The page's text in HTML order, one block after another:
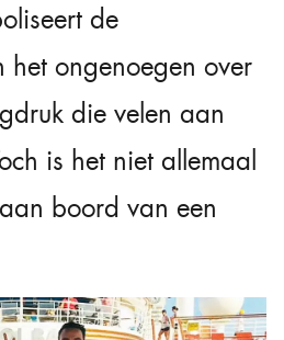
de
het ongenoegen over
die velen aan
is het niet allemaal
boord van een